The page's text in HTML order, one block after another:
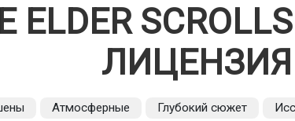
ELDER
ЛИЦЕНЗИЯ
Атмосферные Глубокий сюжет